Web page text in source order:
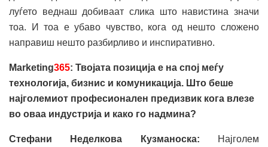
луѓето веднаш добиваат слика што навистина значи
тоа. И тоа е убаво чувство, кога од нешто сложено
направиш нешто разбирливо и инспиративно.
Marketing365: Твојата позиција е на спој меѓу
технологија, бизнис и комуникација. Што беше
најголемиот професионален предизвик кога влезе
во оваа индустрија и како го надмина?
Стефани Неделкова Кузманоска:
Најголем